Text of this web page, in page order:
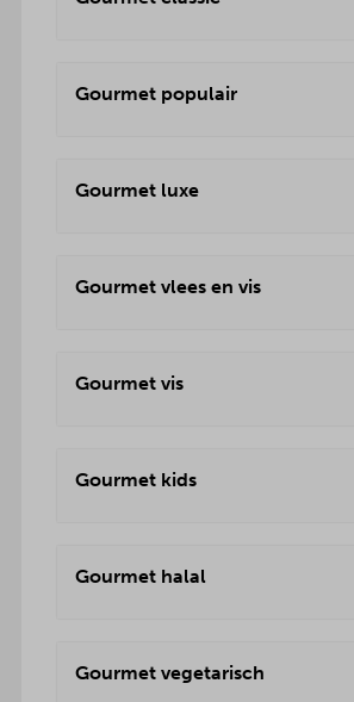
Gourmet populair
Gourmet luxe
Gourmet vlees en vis
Gourmet vis
Gourmet kids
Gourmet halal
Gourmet vegetarisch